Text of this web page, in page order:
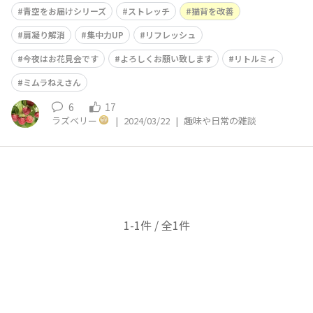
です☀️ 今の気温は3度、予想最高気温は10度です。 今日
のストレッチは、難易度⭐️⭐️ 足を肩幅より広く、つま先と
膝は斜め45度くらいにして、まっすぐに立ちます。 骨盤
を立てて下腹
青空をお届けシリーズ ストレッチ
猫背を改善
肩凝り解消
集中力UP
リフレッシュ
今夜はお花見会です
よろしくお願い致します
リトルミィ
ミムラねえさん
6 17
ラズベリー | 2024/03/22 | 趣味や日常の雑談
1-1件 / 全1件